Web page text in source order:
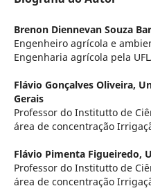
Brenon Diennevan Souza
Engenheiro agrícola e
Engenharia agrícola pela
Flávio Gonçalves Oliveira,
Gerais
Professor do Institutto de
área de concentração
Flávio Pimenta Figueiredo,
Professor do Institutto de
área de concentração